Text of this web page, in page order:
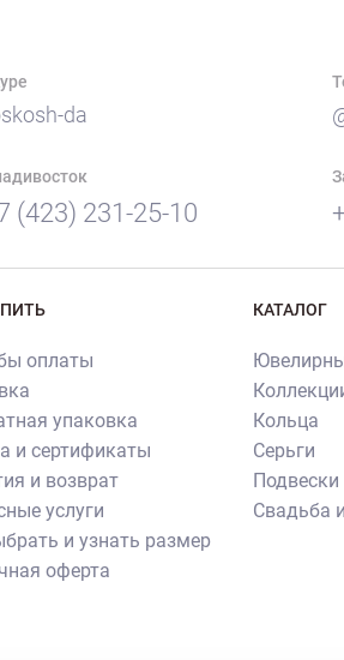
da
(423) 231-25-10
оплаты
упаковка
и сертификаты
и возврат
услуги
и узнать размер
оферта
КАТАЛОГ
Кольца
Серьги
Подвески
Свадьба